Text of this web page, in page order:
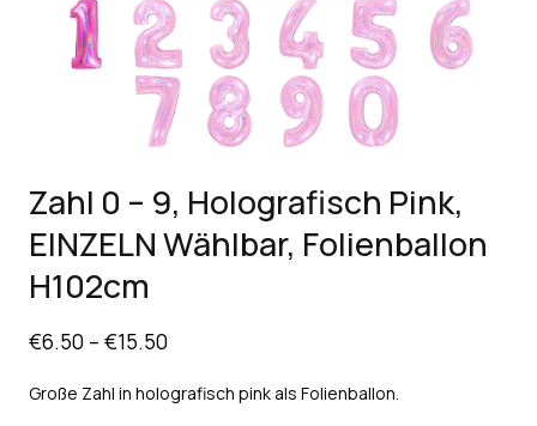
Zahl 0 – 9, Holografisch Pink,
EINZELN Wählbar, Folienballon
H102cm
€6.50 – €15.50
Große Zahl in holografisch pink als Folienballon.